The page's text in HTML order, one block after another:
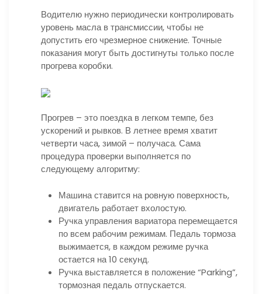
Водителю нужно периодически контролировать
уровень масла в трансмиссии, чтобы не
допустить его чрезмерное снижение. Точные
показания могут быть достигнуты только после
прогрева коробки.
Прогрев – это поездка в легком темпе, без
ускорений и рывков. В летнее время хватит
четверти часа, зимой – получаса. Сама
процедура проверки выполняется по
следующему алгоритму:
Машина ставится на ровную поверхность,
двигатель работает вхолостую.
Ручка управления вариатора перемещается
по всем рабочим режимам. Педаль тормоза
выжимается, в каждом режиме ручка
остается на 10 секунд.
Ручка выставляется в положение “Parking”,
тормозная педаль отпускается.